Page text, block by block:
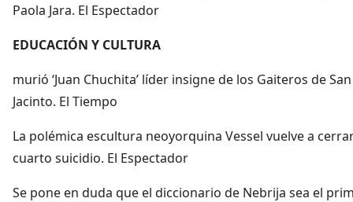
Paola Jara. El Espectador
EDUCACIÓN Y CULTURA
murió ‘Juan Chuchita’ líder insigne de los Gaiteros de San
Jacinto. El Tiempo
La polémica escultura neoyorquina Vessel vuelve a
cuarto suicidio. El Espectador
Se pone en duda que el diccionario de Nebrija sea el